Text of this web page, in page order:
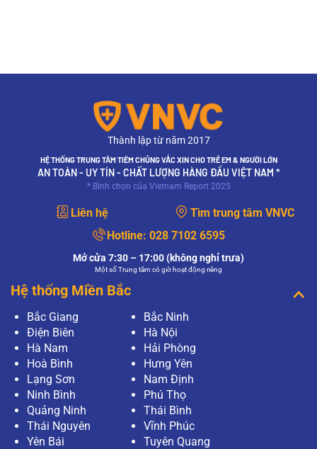
Thành lập từ năm 2017
HỆ THỐNG TRUNG TÂM TIÊM CHỦNG VẮC XIN CHO TRẺ EM & NGƯỜI LỚN
AN TOÀN - UY TÍN - CHẤT LƯỢNG HÀNG ĐẦU VIỆT NAM *
* Bình chọn của Vietnam Report 2025
Liên hệ
Tìm trung tâm VNVC
Hotline: 028 7102 6595
Mở cửa 7:30 – 17:00 (không nghỉ trưa)
Một số Trung tâm có giờ hoạt động riêng
Hệ thống Miền Bắc
Bắc Giang
Bắc Ninh
Điện Biên
Hà Nội
Hà Nam
Hải Phòng
Hoà Bình
Hưng Yên
Lạng Sơn
Nam Định
Ninh Bình
Phú Thọ
Quảng Ninh
Thái Bình
Thái Nguyên
Vĩnh Phúc
Yên Bái
Tuyên Quang